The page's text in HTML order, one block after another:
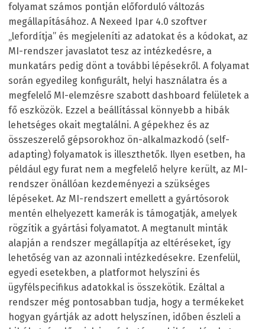
folyamat számos pontján előforduló változás
megállapításához. A Nexeed Ipar 4.0 szoftver
„lefordítja” és megjeleníti az adatokat és a kódokat, az
MI-rendszer javaslatot tesz az intézkedésre, a
munkatárs pedig dönt a további lépésekről. A folyamat
során egyedileg konfigurált, helyi használatra és a
megfelelő MI-elemzésre szabott dashboard felületek a
fő eszközök. Ezzel a beállítással könnyebb a hibák
lehetséges okait megtalálni. A gépekhez és az
összeszerelő gépsorokhoz ön-alkalmazkodó (self-
adapting) folyamatok is illeszthetők. Ilyen esetben, ha
például egy furat nem a megfelelő helyre került, az MI-
rendszer önállóan kezdeményezi a szükséges
lépéseket. Az MI-rendszert emellett a gyártósorok
mentén elhelyezett kamerák is támogatják, amelyek
rögzítik a gyártási folyamatot. A megtanult minták
alapján a rendszer megállapítja az eltéréseket, így
lehetőség van az azonnali intézkedésekre. Ezenfelül,
egyedi esetekben, a platformot helyszíni és
ügyfélspecifikus adatokkal is összekötik. Ezáltal a
rendszer még pontosabban tudja, hogy a termékeket
hogyan gyártják az adott helyszínen, időben észleli a